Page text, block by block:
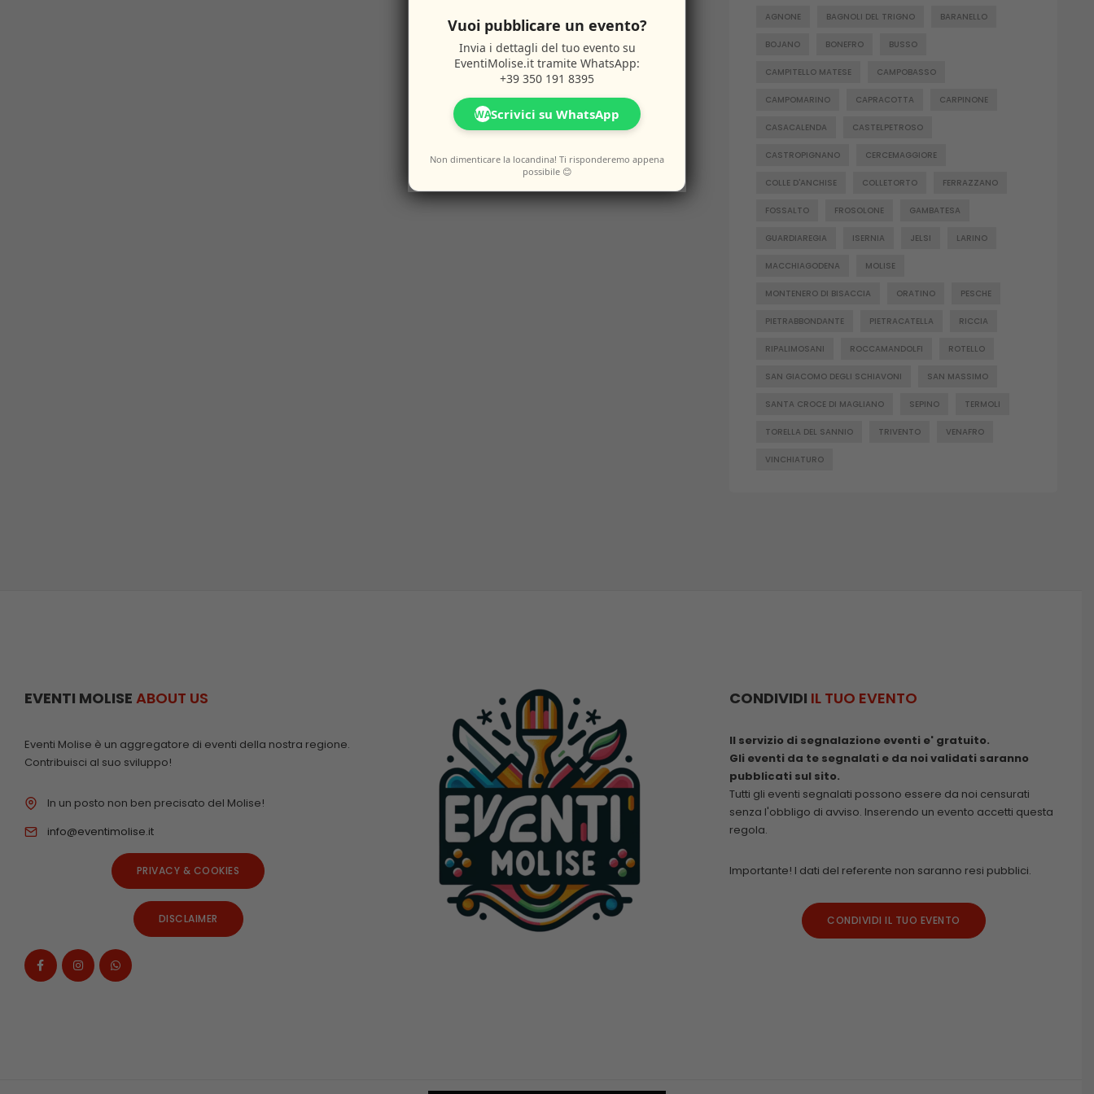
AGNONE BAGNOLI DEL TRIGNO BARANELLO
BOJANO BONEFRO BUSSO
CAMPITELLO MATESE CAMPOBASSO
CAMPOMARINO CAPRACOTTA CARPINONE
CASACALENDA CASTELPETROSO
CASTROPIGNANO CERCEMAGGIORE
COLLE D'ANCHISE COLLETORTO FERRAZZANO
FOSSALTO FROSOLONE GAMBATESA
GUARDIAREGIA ISERNIA JELSI LARINO
MACCHIAGODENA MOLISE
MONTENERO DI BISACCIA ORATINO PESCHE
PIETRABBONDANTE PIETRACATELLA RICCIA
RIPALIMOSANI ROCCAMANDOLFI ROTELLO
SAN GIACOMO DEGLI SCHIAVONI SAN MASSIMO
SANTA CROCE DI MAGLIANO SEPINO TERMOLI
TORELLA DEL SANNIO TRIVENTO VENAFRO
VINCHIATURO
EVENTI MOLISE ABOUT US
Eventi Molise è un aggregatore di eventi della nostra regione.
Contribuisci al suo sviluppo!
In un posto non ben precisato del Molise!
info@eventimolise.it
PRIVACY & COOKIES
DISCLAIMER
CONDIVIDI IL TUO EVENTO
Il servizio di segnalazione eventi e' gratuito.
Gli eventi da te segnalati e da noi validati saranno
pubblicati sul sito.
Tutti gli eventi segnalati possono essere da noi censurati
senza l'obbligo di avviso. Inserendo un evento accetti questa
regola.
Importante! I dati del referente non saranno resi pubblici.
CONDIVIDI IL TUO EVENTO
Vuoi pubblicare un evento?
Invia i dettagli del tuo evento su
EventiMolise.it tramite WhatsApp:
+39 350 191 8395
WAScrivici su WhatsApp
Non dimenticare la locandina! Ti risponderemo appena
possibile 😊